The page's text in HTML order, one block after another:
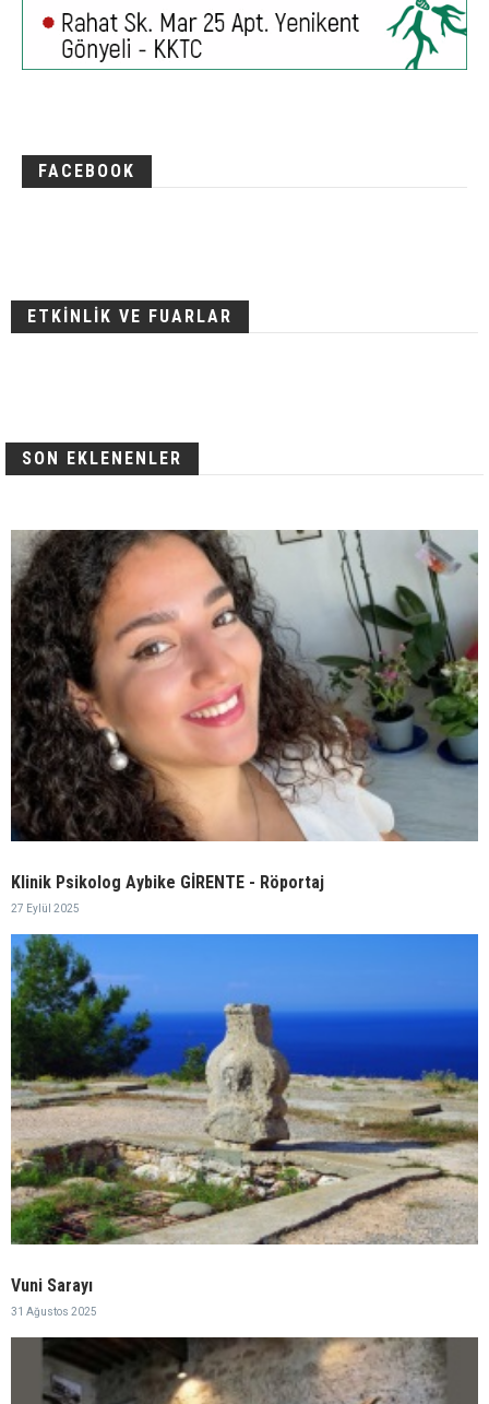
FACEBOOK
ETKİNLİK VE FUARLAR
SON EKLENENLER
Klinik Psikolog Aybike GİRENTE - Röportaj
27 Eylül 2025
Vuni Sarayı
31 Ağustos 2025